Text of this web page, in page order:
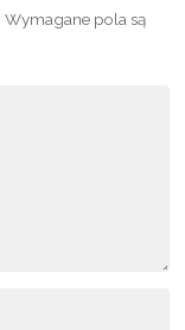
Wymagane pola są